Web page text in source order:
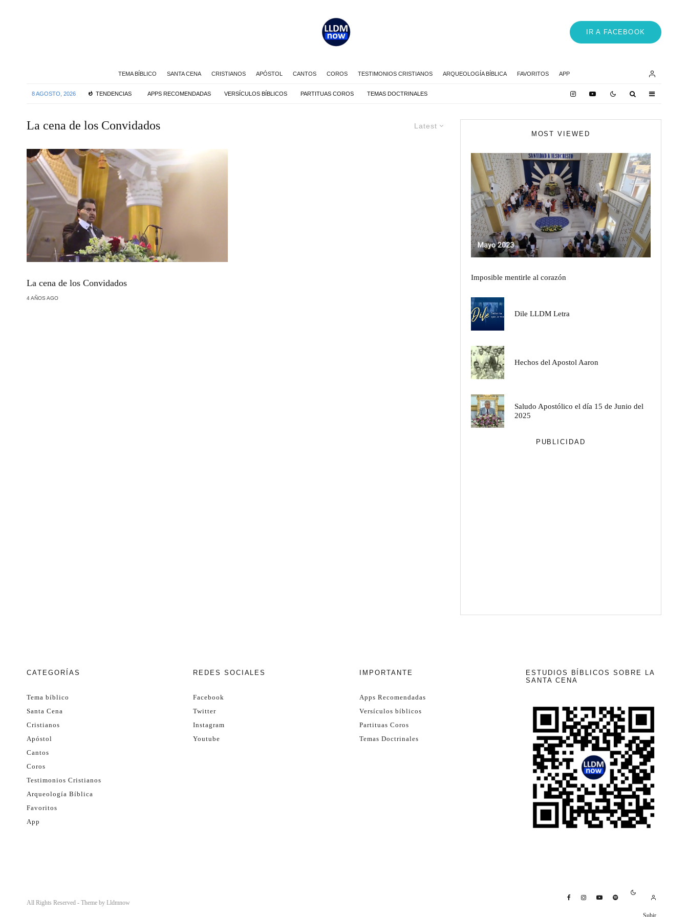
IR A FACEBOOK
TEMA BÍBLICO SANTA CENA CRISTIANOS APÓSTOL CANTOS COROS TESTIMONIOS CRISTIANOS ARQUEOLOGÍA BÍBLICA FAVORITOS APP
8 AGOSTO, 2026 TENDENCIAS APPS RECOMENDADAS VERSÍCULOS BÍBLICOS PARTITUAS COROS TEMAS DOCTRINALES
Latest
La cena de los Convidados
La cena de los Convidados
4 AÑOS AGO
MOST VIEWED
Imposible mentirle al corazón
Dile LLDM Letra
Hechos del Apostol Aaron
Saludo Apostólico el día 15 de Junio del
2025
PUBLICIDAD
CATEGORÍAS
Tema bíblico
Santa Cena
Cristianos
Apóstol
Cantos
Coros
Testimonios Cristianos
Arqueología Bíblica
Favoritos
App
REDES SOCIALES
Facebook
Twitter
Instagram
Youtube
IMPORTANTE
Apps Recomendadas
Versículos bíblicos
Partituas Coros
Temas Doctrinales
ESTUDIOS BÍBLICOS SOBRE LA
SANTA CENA
All Rights Reserved - Theme by Lldmnow
Subir